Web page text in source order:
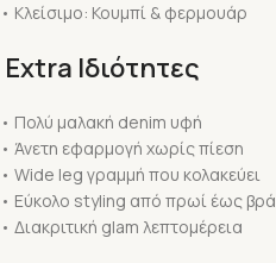
• Κλείσιμο: Κουμπί & φερμουάρ
Extra Ιδιότητες
• Πολύ μαλακή denim υφή
• Άνετη εφαρμογή χωρίς πίεση
• Wide leg γραμμή που κολακεύει
• Εύκολο styling από πρωί έως
• Διακριτική glam λεπτομέρεια